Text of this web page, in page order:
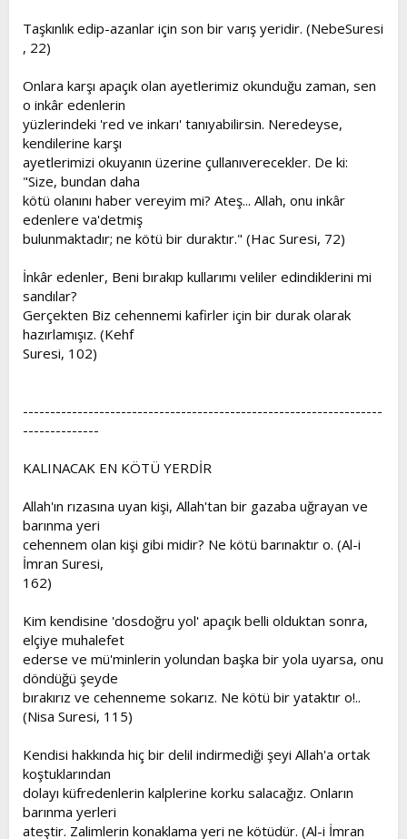
Taşkınlık edip-azanlar için son bir varış yeridir. (NebeSuresi
, 22)
Onlara karşı apaçık olan ayetlerimiz okunduğu zaman, sen
o inkâr edenlerin
yüzlerindeki 'red ve inkarı' tanıyabilirsin. Neredeyse,
kendilerine karşı
ayetlerimizi okuyanın üzerine çullanıverecekler. De ki:
"Size, bundan daha
kötü olanını haber vereyim mi? Ateş... Allah, onu inkâr
edenlere va'detmiş
bulunmaktadır; ne kötü bir duraktır." (Hac Suresi, 72)
İnkâr edenler, Beni bırakıp kullarımı veliler edindiklerini mi
sandılar?
Gerçekten Biz cehennemi kafirler için bir durak olarak
hazırlamışız. (Kehf
Suresi, 102)
------------------------------------------------------------------
--------------
KALINACAK EN KÖTÜ YERDİR
Allah'ın rızasına uyan kişi, Allah'tan bir gazaba uğrayan ve
barınma yeri
cehennem olan kişi gibi midir? Ne kötü barınaktır o. (Al-i
İmran Suresi,
162)
Kim kendisine 'dosdoğru yol' apaçık belli olduktan sonra,
elçiye muhalefet
ederse ve mü'minlerin yolundan başka bir yola uyarsa, onu
döndüğü şeyde
bırakırız ve cehenneme sokarız. Ne kötü bir yataktır o!..
(Nisa Suresi, 115)
Kendisi hakkında hiç bir delil indirmediği şeyi Allah'a ortak
koştuklarından
dolayı küfredenlerin kalplerine korku salacağız. Onların
barınma yerleri
ateştir. Zalimlerin konaklama yeri ne kötüdür. (Al-i İmran